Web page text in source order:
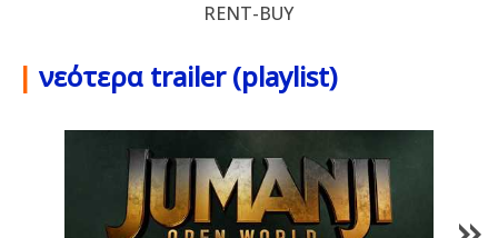
RENT-BUY
| νεότερα trailer (playlist)